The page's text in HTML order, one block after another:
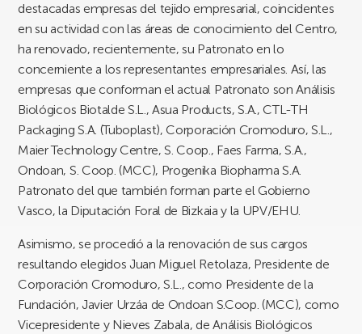
destacadas empresas del tejido empresarial, coincidentes
en su actividad con las áreas de conocimiento del Centro,
ha renovado, recientemente, su Patronato en lo
concerniente a los representantes empresariales. Así, las
empresas que conforman el actual Patronato son Análisis
Biológicos Biotalde S.L., Asua Products, S.A., CTL-TH
Packaging S.A. (Tuboplast), Corporación Cromoduro, S.L.,
Maier Technology Centre, S. Coop., Faes Farma, S.A.,
Ondoan, S. Coop. (MCC), Progenika Biopharma S.A.
Patronato del que también forman parte el Gobierno
Vasco, la Diputación Foral de Bizkaia y la UPV/EHU.
Asimismo, se procedió a la renovación de sus cargos
resultando elegidos Juan Miguel Retolaza, Presidente de
Corporación Cromoduro, S.L., como Presidente de la
Fundación, Javier Urzáa de Ondoan S.Coop. (MCC), como
Vicepresidente y Nieves Zabala, de Análisis Biológicos